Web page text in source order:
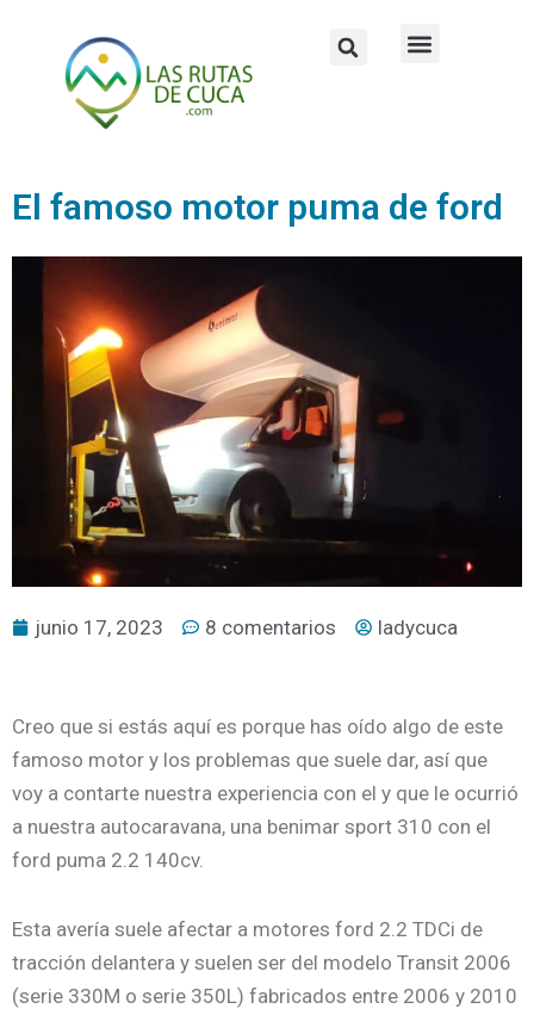
contenido
Menú
Buscar
El famoso motor puma de ford
junio 17, 2023 8 comentarios ladycuca
Creo que si estás aquí es porque has oído algo de este
famoso motor y los problemas que suele dar, así que
voy a contarte nuestra experiencia con el y que le ocurrió
a nuestra autocaravana, una benimar sport 310 con el
ford puma 2.2 140cv.
Esta avería suele afectar a motores ford 2.2 TDCi de
tracción delantera y suelen ser del modelo Transit 2006
(serie 330M o serie 350L) fabricados entre 2006 y 2010